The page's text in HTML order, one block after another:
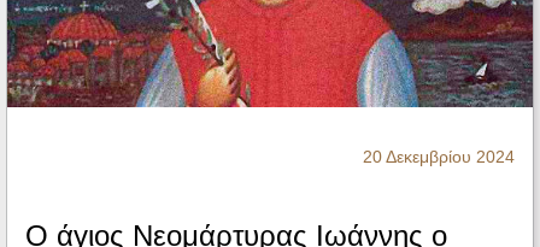
Ηχητικά
20 Δεκεμβρίου 2024
Ο άγιος Νεομάρτυρας Ιωάννης ο